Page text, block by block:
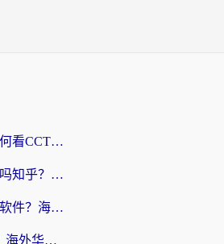
海外党亲测：在海外如何看CCTV？告别“仅限大陆播放”的实用指南
央视影音在海外可以看吗知乎？留学生亲测：3步解决地域限制+追剧自由
在国外怎么看咪咕视频软件？海外党亲测有效的回国加速方案
12123在国外能登录吗？海外华人必看的回国加速实用指南